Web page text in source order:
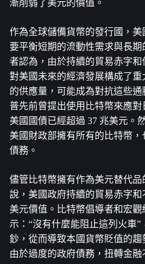
漸削弱了美元的價值。
作為全球儲備貨幣的發行國，
要平衡短期的流動性需求與長
者認為，由於持續的貿易赤字
對美國未來的經濟發展構成了
的供應量，可能成為對抗這些通
普先前曾提出使用比特幣來應
美國國債已經超過 37 兆美元。
美國財政部擁有所有的比特幣
債務。
儘管比特幣擁有作為美元替代
說，美國政府持續的貿易赤字
美元價值。比特幣倡導者和宏觀
示：“沒有什麼能阻止這列火車
鈔，從而導致本國貨幣貶值的趨
由於過度的政府債務，扭轉金融